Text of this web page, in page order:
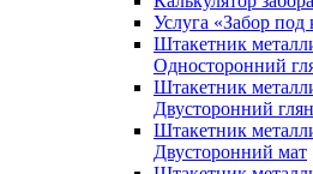
Услуга «Забор под
Штакетник
Односторонний
Штакетник
Двусторонний
Штакетник
Двусторонний мат